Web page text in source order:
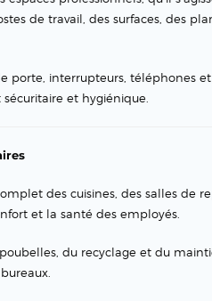
de travail, des surfaces, des
porte, interrupteurs, téléphones
et hygiénique.
des cuisines, des salles de
et la santé des employés.
du recyclage et du